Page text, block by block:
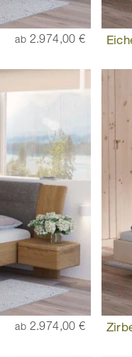
ab 2.974,00 €
ab 2.974,00 €